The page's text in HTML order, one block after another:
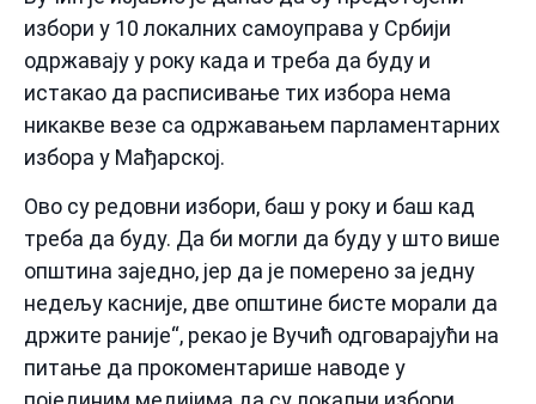
избори у 10 локалних самоуправа у Србији
одржавају у року када и треба да буду и
истакао да расписивање тих избора нема
никакве везе са одржавањем парламентарних
избора у Мађарској.
Ово су редовни избори, баш у року и баш кад
треба да буду. Да би могли да буду у што више
општина заједно, јер да је померено за једну
недељу касније, две општине бисте морали да
држите раније“, рекао је Вучић одговарајући на
питање да прокоментарише наводе у